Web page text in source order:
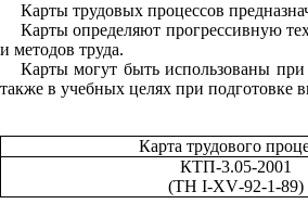
Карты трудовых процессов
Карты определяют прогрессивную
и методов труда.
Карты могут быть использованы
также в учебных целях при подготовке
Карта трудового
КТП-3.05-2001
(ТН I-XV-92-1-89)